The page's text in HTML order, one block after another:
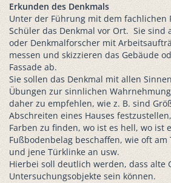
Erkunden des Denkmals
Unter der Führung mit dem fachlichen
Schüler das Denkmal vor Ort. Sie sind
oder Denkmalforscher mit
messen und skizzie­ren das Gebäude
Fassade ab.
Sie sollen das Denkmal mit allen
Übungen zur sinnlichen
daher zu empfehlen, wie z. B. sind
Abschreiten eines Hauses
Farben zu finden, wo ist es hell, wo ist
Fußbodenbelag beschaffen, wie oft am
und jene Türklinke an usw.
Hierbei soll deutlich werden, dass alte
Untersuchungsobjekte sein können.